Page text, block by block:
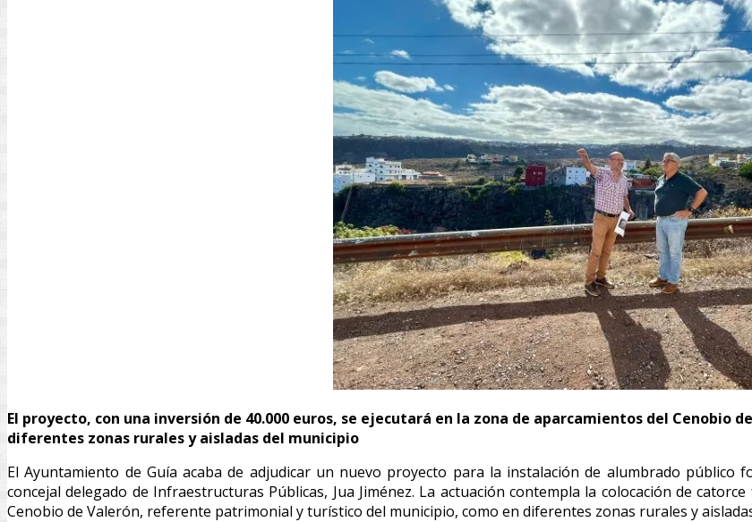
El proyecto, con una inversión de 40.000 euros, se ejecutará en la zona de aparcamientos del
diferentes zonas rurales y aisladas del municipio
El Ayuntamiento de Guía acaba de adjudicar un nuevo proyecto para la instalación de alumbrado
concejal delegado de Infraestructuras Públicas, Jua Jiménez. La actuación contempla la colocación de
Cenobio de Valerón, referente patrimonial y turístico del municipio, como en diferentes zonas rurales y